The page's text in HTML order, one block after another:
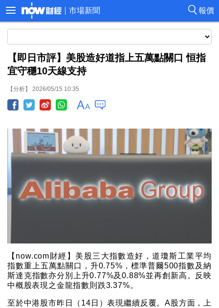
報價
市場新聞
【即日市評】美股造好道指上五萬點關口 恒指
宜守穩10天線支持
【分析】 2026/05/15 10:35
【now.com財經】美股三大指數造好，道瓊斯工業平均
指數重上五萬點關口，升0.75%，標準普爾500指數及納
斯達克指數亦分別上升0.77%及0.88%並再創新高。反映
中概股表現之金龍指數則跌3.37%。
至於中港股市昨日（14日）表現繼續反覆。A股方面，上